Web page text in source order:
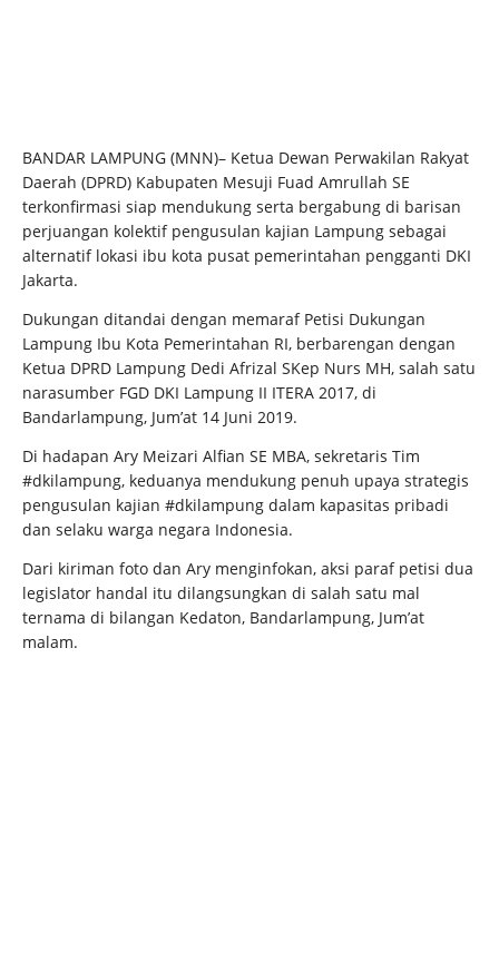
BANDAR LAMPUNG (MNN)– Ketua Dewan Perwakilan Rakyat
Daerah (DPRD) Kabupaten Mesuji Fuad Amrullah SE
terkonfirmasi siap mendukung serta bergabung di barisan
perjuangan kolektif pengusulan kajian Lampung sebagai
alternatif lokasi ibu kota pusat pemerintahan pengganti DKI
Jakarta.
Dukungan ditandai dengan memaraf Petisi Dukungan
Lampung Ibu Kota Pemerintahan RI, berbarengan dengan
Ketua DPRD Lampung Dedi Afrizal SKep Nurs MH, salah satu
narasumber FGD DKI Lampung II ITERA 2017, di
Bandarlampung, Jum’at 14 Juni 2019.
Di hadapan Ary Meizari Alfian SE MBA, sekretaris Tim
#dkilampung, keduanya mendukung penuh upaya strategis
pengusulan kajian #dkilampung dalam kapasitas pribadi
dan selaku warga negara Indonesia.
Dari kiriman foto dan Ary menginfokan, aksi paraf petisi dua
legislator handal itu dilangsungkan di salah satu mal
ternama di bilangan Kedaton, Bandarlampung, Jum’at
malam.